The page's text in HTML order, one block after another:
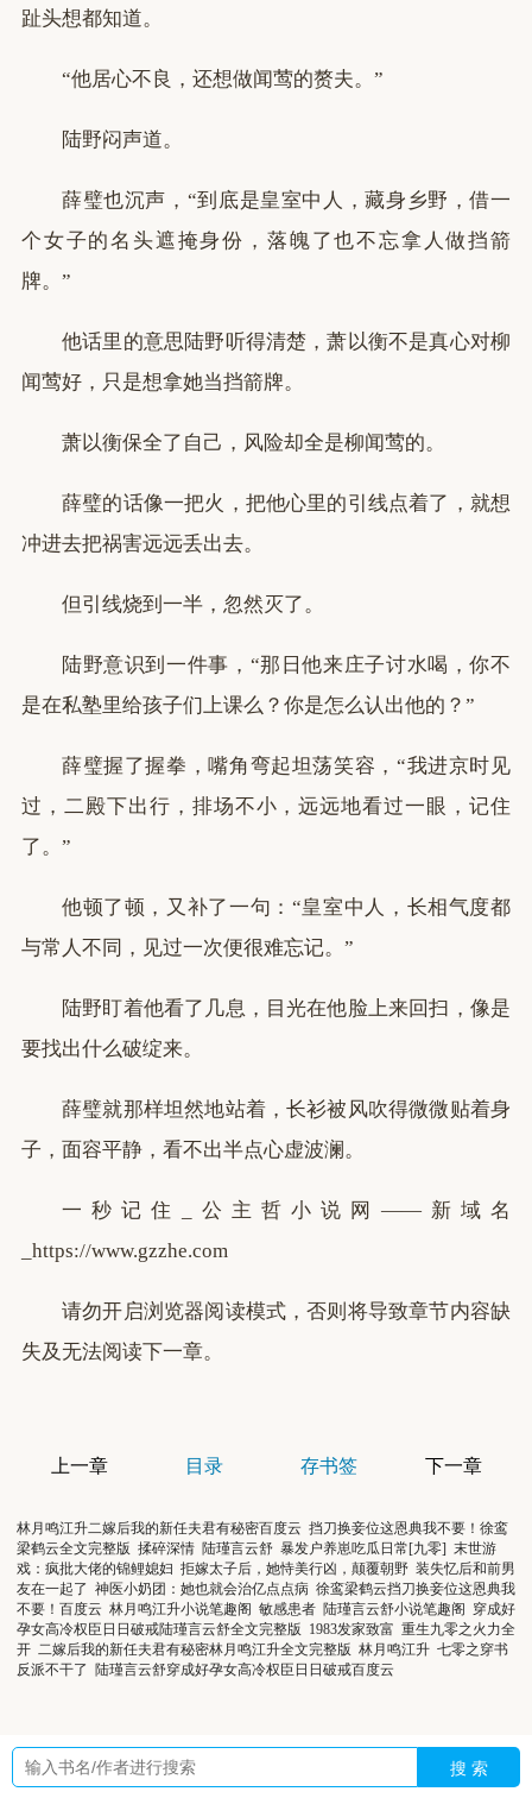
趾头想都知道。
“他居心不良，还想做闻莺的赘夫。”
陆野闷声道。
薛璧也沉声，“到底是皇室中人，藏身乡野，借一
个女子的名头遮掩身份，落魄了也不忘拿人做挡箭
牌。”
他话里的意思陆野听得清楚，萧以衡不是真心对柳
闻莺好，只是想拿她当挡箭牌。
萧以衡保全了自己，风险却全是柳闻莺的。
薛璧的话像一把火，把他心里的引线点着了，就想
冲进去把祸害远远丢出去。
但引线烧到一半，忽然灭了。
陆野意识到一件事，“那日他来庄子讨水喝，你不
是在私塾里给孩子们上课么？你是怎么认出他的？”
薛璧握了握拳，嘴角弯起坦荡笑容，“我进京时见
过，二殿下出行，排场不小，远远地看过一眼，记住
了。”
他顿了顿，又补了一句：“皇室中人，长相气度都
与常人不同，见过一次便很难忘记。”
陆野盯着他看了几息，目光在他脸上来回扫，像是
要找出什么破绽来。
薛璧就那样坦然地站着，长衫被风吹得微微贴着身
子，面容平静，看不出半点心虚波澜。
一秒记住_公主哲小说网——新域名
_https://www.gzzhe.com
请勿开启浏览器阅读模式，否则将导致章节内容缺
失及无法阅读下一章。
上一章 目录 存书签 下一章
林月鸣江升二嫁后我的新任夫君有秘密百度云 挡刀换妾位这恩典我不要！徐鸾
梁鹤云全文完整版 揉碎深情 陆瑾言云舒 暴发户养崽吃瓜日常[九零] 末世游
戏：疯批大佬的锦鲤媳妇 拒嫁太子后，她恃美行凶，颠覆朝野 装失忆后和前男
友在一起了 神医小奶团：她也就会治亿点点病 徐鸾梁鹤云挡刀换妾位这恩典我
不要！百度云 林月鸣江升小说笔趣阁 敏感患者 陆瑾言云舒小说笔趣阁
穿成好
孕女高冷权臣日日破戒陆瑾言云舒全文完整版 1983发家致富 重生九零之火力全
开 二嫁后我的新任夫君有秘密林月鸣江升全文完整版 林月鸣江升 七零之穿书
反派不干了
陆瑾言云舒穿成好孕女高冷权臣日日破戒百度云
搜 索